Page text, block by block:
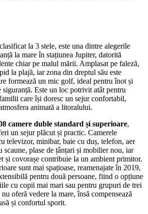
la 3 stele, este una dintre alegerile
la mare în stațiunea Jupiter, datorită
chiar pe malul mării. Amplasat pe faleză,
la plajă, iar zona din dreptul său este
formează un mic golf, ideal pentru înot și
Este un loc potrivit atât pentru
care își doresc un sejur confortabil,
animată a litoralului.
camere duble standard și superioare,
un sejur plăcut și practic. Camerele
televizor, minibar, baie cu duș, telefon, aer
scaune, plase de țânțari și mobilier nou, iar
și covorașe contribuie la un ambient primitor.
sunt mai spațioase, reamenajate în 2019,
pentru două persoane, fiind o opțiune
cu copii mai mari sau pentru grupuri de trei
oferă vedere la mare, însă compensează
și confortul sporit.